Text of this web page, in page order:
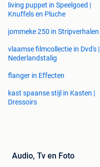
living puppet in Speelgoed |
Knuffels en Pluche
jommeke 250 in Stripverhalen
vlaamse filmcollectie in Dvd's |
Nederlandstalig
flanger in Effecten
kast spaanse stijl in Kasten |
Dressoirs
Audio, Tv en Foto